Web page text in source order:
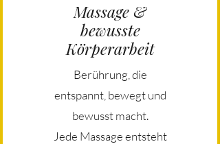
Massage &
bewusste
Körperarbeit
Berührung, die
entspannt, bewegt und
bewusst macht.
Jede Massage entsteht